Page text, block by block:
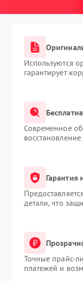
Используются
гарантирует
Современное
Гарантия
детали, что
Точные прайс-
платежей и